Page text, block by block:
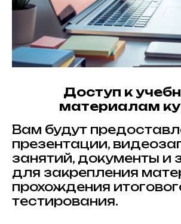
Доступ к
материалам
Вам будут
презентации,
занятий, документы и
для закрепления
прохождения
тестирования.